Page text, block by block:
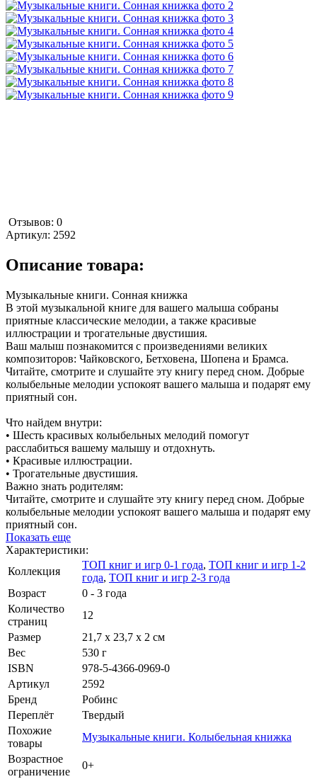
Отзывов: 0
Артикул: 2592
Описание товара:
Музыкальные книги. Сонная книжка
В этой музыкальной книге для вашего малыша собраны
приятные классические мелодии, а также красивые
иллюстрации и трогательные двустишия.
Ваш малыш познакомится с произведениями великих
композиторов: Чайковского, Бетховена, Шопена и Брамса.
Читайте, смотрите и слушайте эту книгу перед сном. Добрые
колыбельные мелодии успокоят вашего малыша и подарят ему
приятный сон.
Что найдем внутри:
• Шесть красивых колыбельных мелодий помогут
расслабиться вашему малышу и отдохнуть.
• Красивые иллюстрации.
• Трогательные двустишия.
Важно знать родителям:
Читайте, смотрите и слушайте эту книгу перед сном. Добрые
колыбельные мелодии успокоят вашего малыша и подарят ему
приятный сон.
Показать еще
Характеристики:
Коллекция
ТОП книг и игр 0-1 года, ТОП книг и игр 1-2
года, ТОП книг и игр 2-3 года
Возраст
0 - 3 года
Количество
страниц
12
Размер
21,7 х 23,7 х 2 см
Вес
530 г
ISBN
978-5-4366-0969-0
Артикул
2592
Бренд
Робинс
Переплёт
Твердый
Похожие
товары
Музыкальные книги. Колыбельная книжка
Возрастное
ограничение
0+